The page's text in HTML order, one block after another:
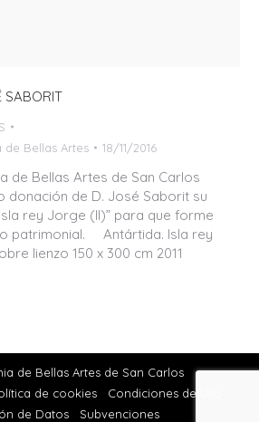
SABORIT
de Bellas Artes 18/11/2016
de Bellas Artes de San Carlos
donación de D. José Saborit su
rey Jorge (II)” para que forme
patrimonial. Antártida. Isla rey
lienzo 150 x 300 cm 2011
de Bellas Artes de San Carlos
de cookies
Condiciones de Uso
de Datos
Subvenciones